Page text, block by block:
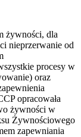
żywności, dla
nieprzerwanie od
procesy w
oraz
opracowała
żywności w
Żywnościowego
zapewniania